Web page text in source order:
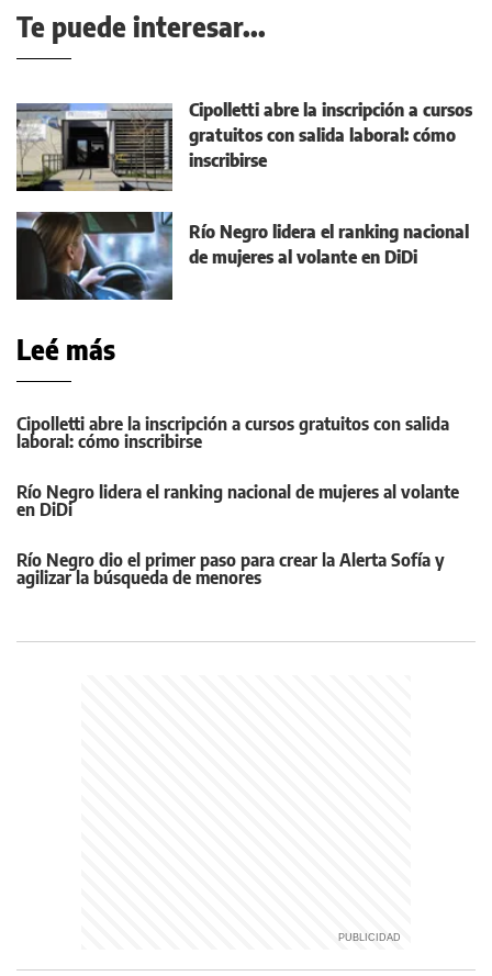
Te puede interesar...
Cipolletti abre la inscripción a cursos
gratuitos con salida laboral: cómo
inscribirse
Río Negro lidera el ranking nacional
de mujeres al volante en DiDi
Leé más
Cipolletti abre la inscripción a cursos gratuitos con salida
laboral: cómo inscribirse
Río Negro lidera el ranking nacional de mujeres al volante
en DiDi
Río Negro dio el primer paso para crear la Alerta Sofía y
agilizar la búsqueda de menores